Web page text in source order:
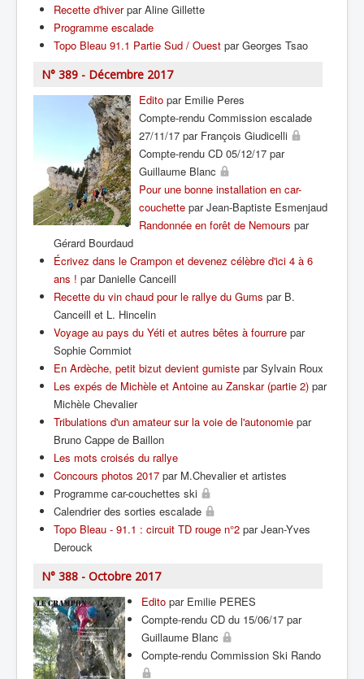
Recette d'hiverpar Aline Gillette
Programme escalade
Topo Bleau 91.1 Partie Sud / Ouest par Georges Tsao
N° 389 - Décembre 2017
Edito par Emilie Peres
Compte-rendu Commission escalade
27/11/17 par François Giudicelli
Compte-rendu CD 05/12/17 par
Guillaume Blanc
Pour une bonne installation en car-
couchette par Jean-Baptiste Esmenjaud
Randonnée en forêt de Nemours par
Gérard Bourdaud
Écrivez dans le Crampon et devenez célèbre d'ici 4 à 6
ans ! par Danielle Canceill
Recette du vin chaud pour le rallye du Gums par B.
Canceill et L. Hincelin
Voyage au pays du Yéti et autres bêtes à fourrure par
Sophie Commiot
En Ardèche, petit bizut devient gumiste par Sylvain Roux
Les expés de Michèle et Antoine au Zanskar (partie 2) par
Michèle Chevalier
Tribulations d'un amateur sur la voie de l'autonomie par
Bruno Cappe de Baillon
Les mots croisés du rallye
Concours photos 2017 par M.Chevalier et artistes
Programme car-couchettes ski
Calendrier des sorties escalade
Topo Bleau - 91.1 : circuit TD rouge n°2 par Jean-Yves
Derouck
N° 388 - Octobre 2017
Edito par Emilie PERES
Compte-rendu CD du 15/06/17 par
Guillaume Blanc
Compte-rendu Commission Ski Rando